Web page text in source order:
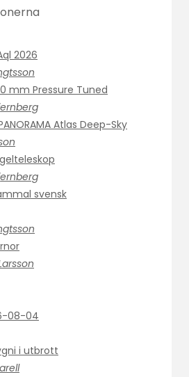
2026
mm Pressure Tuned
Atlas Deep-Sky
svensk
08-04
i utbrott